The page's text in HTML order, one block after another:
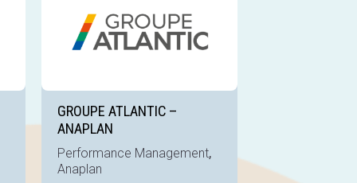
GROUPE ATLANTIC –
ANAPLAN
Performance Management,
Anaplan
ByDesign